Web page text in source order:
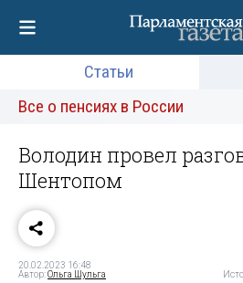
Статьи
Все о пенсиях в России
Володин провел
Шентопом
20.02.2023 16:48
Автор:Ольга Шульга